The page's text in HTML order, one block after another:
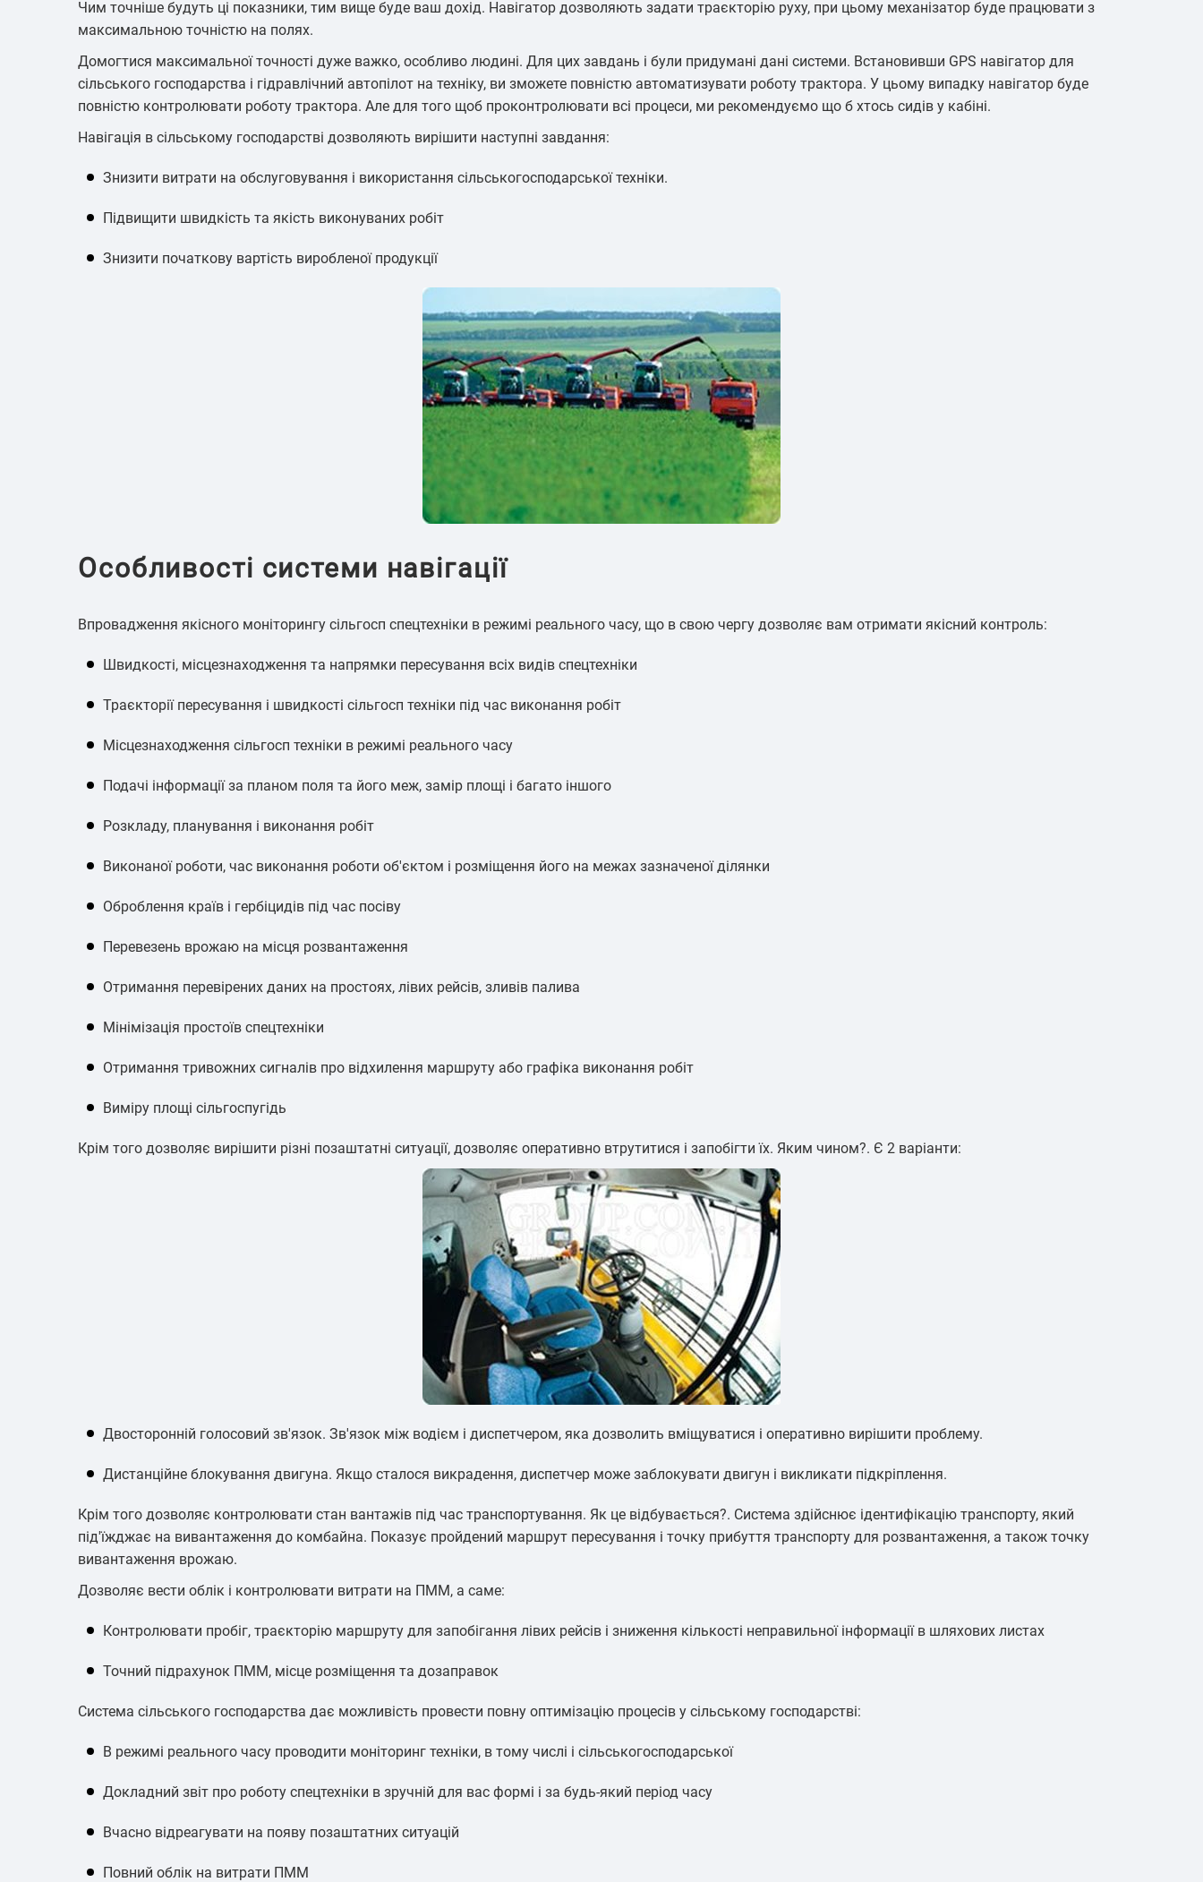
Контроль дорожньої
Контроль стилю і режиму
Чим точніше будуть ці показники, тим вище буде ваш дохід. Навігатор дозволяють задати траєкторію руху, при цьому механізатор буде працювати з
максимальною точністю на полях.
Домогтися максимальної точності дуже важко, особливо людині. Для цих завдань і були придумані дані системи. Встановивши GPS навігатор для
сільського господарства і гідравлічний автопілот на техніку, ви зможете повністю автоматизувати роботу трактора. У цьому випадку навігатор буде
повністю контролювати роботу трактора. Але для того щоб проконтролювати всі процеси, ми рекомендуємо що б хтось сидів у кабіні.
Навігація в сільському господарстві дозволяють вирішити наступні завдання:
Знизити витрати на обслуговування і використання сільськогосподарської техніки.
Підвищити швидкість та якість виконуваних робіт
Знизити початкову вартість виробленої продукції
Особливості системи навігації
Впровадження якісного моніторингу сільгосп спецтехніки в режимі реального часу, що в свою чергу дозволяє вам отримати якісний контроль:
Швидкості, місцезнаходження та напрямки пересування всіх видів спецтехніки
Траєкторії пересування і швидкості сільгосп техніки під час виконання робіт
Місцезнаходження сільгосп техніки в режимі реального часу
Подачі інформації за планом поля та його меж, замір площі і багато іншого
Розкладу, планування і виконання робіт
Виконаної роботи, час виконання роботи об'єктом і розміщення його на межах зазначеної ділянки
Оброблення країв і гербіцидів під час посіву
Перевезень врожаю на місця розвантаження
Отримання перевірених даних на простоях, лівих рейсів, зливів палива
Мінімізація простоїв спецтехніки
Отримання тривожних сигналів про відхилення маршруту або графіка виконання робіт
Виміру площі сільгоспугідь
Крім того дозволяє вирішити різні позаштатні ситуації, дозволяє оперативно втрутитися і запобігти їх. Яким чином?. Є 2 варіанти:
Двосторонній голосовий зв'язок. Зв'язок між водієм і диспетчером, яка дозволить вміщуватися і оперативно вирішити проблему.
Дистанційне блокування двигуна. Якщо сталося викрадення, диспетчер може заблокувати двигун і викликати підкріплення.
Крім того дозволяє контролювати стан вантажів під час транспортування. Як це відбувається?. Система здійснює ідентифікацію транспорту, який
під'їжджає на вивантаження до комбайна. Показує пройдений маршрут пересування і точку прибуття транспорту для розвантаження, а також точку
вивантаження врожаю.
Дозволяє вести облік і контролювати витрати на ПММ, а саме:
Контролювати пробіг, траєкторію маршруту для запобігання лівих рейсів і зниження кількості неправильної інформації в шляхових листах
Точний підрахунок ПММ, місце розміщення та дозаправок
Система сільського господарства дає можливість провести повну оптимізацію процесів у сільському господарстві:
В режимі реального часу проводити моніторинг техніки, в тому числі і сільськогосподарської
Докладний звіт про роботу спецтехніки в зручній для вас формі і за будь-який період часу
Вчасно відреагувати на появу позаштатних ситуацій
Повний облік на витрати ПММ